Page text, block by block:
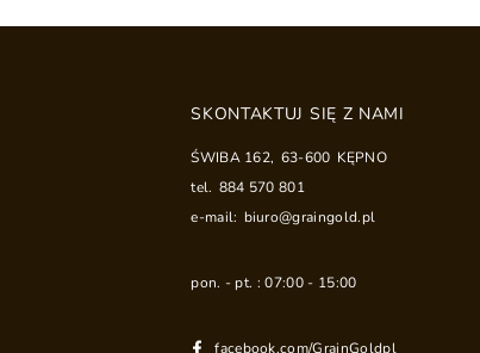
SKONTAKTUJ SIĘ Z NAMI
ŚWIBA 162, 63-600 KĘPNO
tel. 884 570 801
e-mail: biuro@graingold.pl
pon. - pt. : 07:00 - 15:00
facebook.com/GrainGoldpl